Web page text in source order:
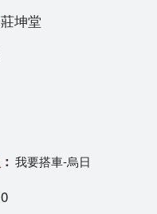
莊坤堂
我要搭車-烏日
0